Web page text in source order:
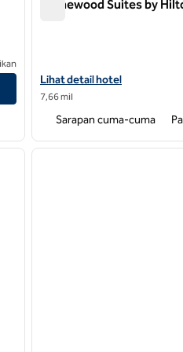
Homewood Suites by
Lihat detail hotel untuk
Lihat detail hotel
7,66 mil
Sarapan cuma-cuma
gambar berikutnya
1 dari 12